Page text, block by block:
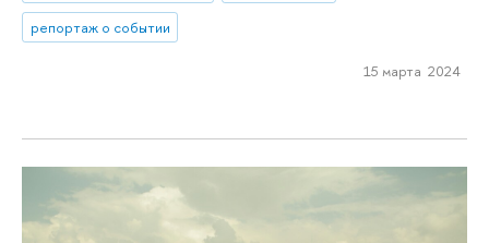
репортаж о событии
15 марта 2024